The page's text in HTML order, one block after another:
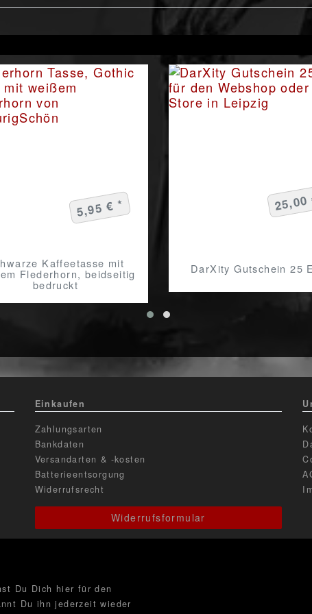
Kaffeetasse mit
Flederhorn, beidseitig
bedruckt
5,95 € *
DarXity Gutschein 25
Einkaufen
Zahlungsarten
Bankdaten
Versandarten & -kosten
Batterieentsorgung
Widerrufsrecht
Widerrufsformular
Du Dich hier für den
Du ihn jederzeit wieder